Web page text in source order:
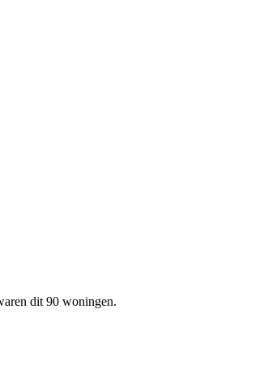
dit 90 woningen.